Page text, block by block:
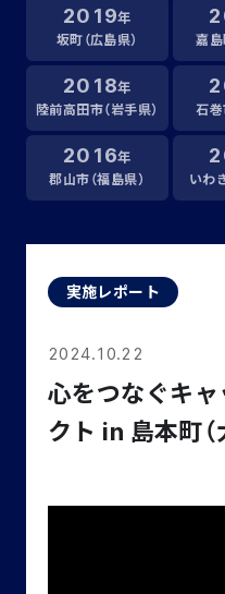
2019年
坂町（広島県）
嘉島
2018年
陸前高田市（岩手県）
石巻
2016年
郡山市（福島県）
いわ
実施レポート
2024.10.22
心をつなぐキ
クト in 島本町（